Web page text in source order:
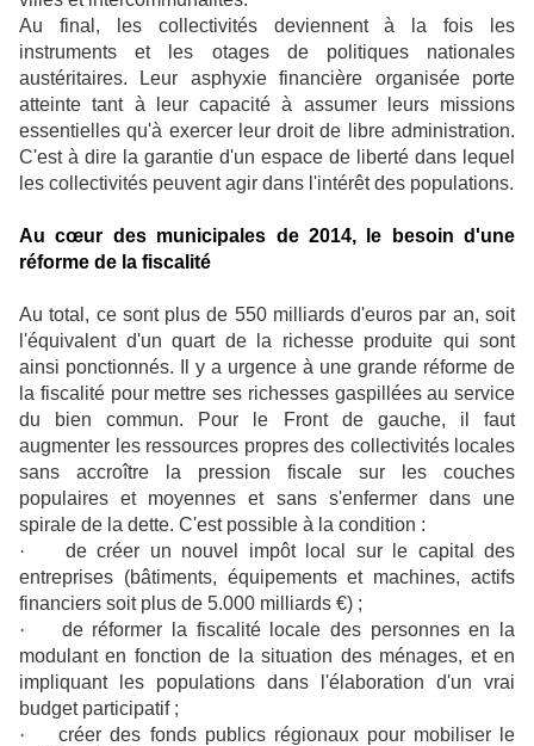
Au final, les collectivités deviennent à la fois les
instruments et les otages de politiques nationales
austéritaires. Leur asphyxie financière organisée porte
atteinte tant à leur capacité à assumer leurs missions
essentielles qu'à exercer leur droit de libre administration.
C'est à dire la garantie d'un espace de liberté dans lequel
les collectivités peuvent agir dans l'intérêt des populations.
Au cœur des municipales de 2014, le besoin d'une
réforme de la fiscalité
Au total, ce sont plus de 550 milliards d'euros par an, soit
l'équivalent d'un quart de la richesse produite qui sont
ainsi ponctionnés. Il y a urgence à une grande réforme de
la fiscalité pour mettre ses richesses gaspillées au service
du bien commun. Pour le Front de gauche, i l faut
augmenter les ressources propres des collectivités locales
sans accroître la pression fiscale sur les couches
populaires et moyennes et sans s'enfermer dans une
spirale de la dette. C'est possible à la condition :
·
de créer un nouvel impôt local sur le capital des
entreprises (bâtiments, équipements et machines, actifs
financiers soit plus de 5.000 milliards €) ;
·
de réformer la fiscalité locale des personnes en la
modulant en fonction de la situation des ménages, et en
impliquant les populations dans l'élaboration d'un vrai
budget participatif ;
·
créer des fonds publics régionaux pour mobiliser le